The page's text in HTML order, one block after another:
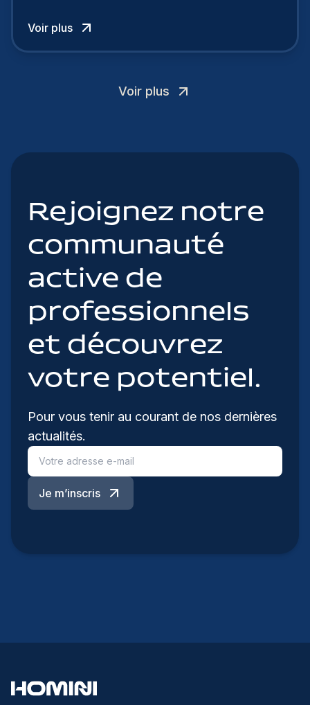
Voir plus
Voir plus
Rejoignez notre
communauté
active de
professionnels
et découvrez
votre potentiel.
Pour vous tenir au courant de nos dernières
actualités.
Je m’inscris